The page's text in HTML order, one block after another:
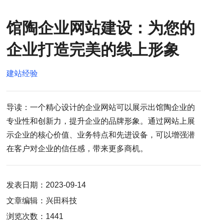
馆陶企业网站建设：为您的
企业打造完美的线上形象
建站经验
导读：一个精心设计的企业网站可以展示出馆陶企业的
专业性和创新力，提升企业的品牌形象。通过网站上展
示企业的核心价值、业务特点和先进设备，可以增强潜
在客户对企业的信任感，带来更多商机。
发表日期：2023-09-14
文章编辑：兴田科技
浏览次数：1441